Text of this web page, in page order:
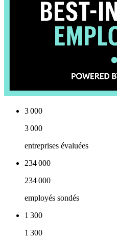
3 000
3 000
entreprises évaluées
234 000
234 000
employés sondés
1 300
1 300